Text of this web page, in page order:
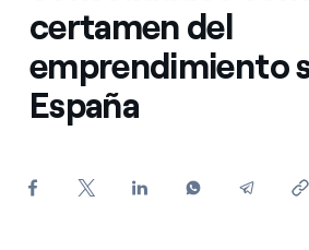
Compara nuestras tarifas de
Por cada kWh que ahorres, te
¿Cómo ver mis facturas de
Contactos prensa
La cara e
certamen del
emprendimiento
España